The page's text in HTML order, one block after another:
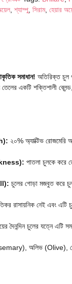
,শ্যাম্পু সিরাম, হেয়ার
সমাধান! অতিরিক্ত চুল
একটি শক্তিশালী
২০% অ্যাক্টিভ রোজমেরি
পাতলা চুলকে করে
চুলের গোড়া মজবুত করে
রাসায়নিক নেই এবং এটি
দৈনন্দিন চুলের যত্নে এটি
অলিভ (Olive),